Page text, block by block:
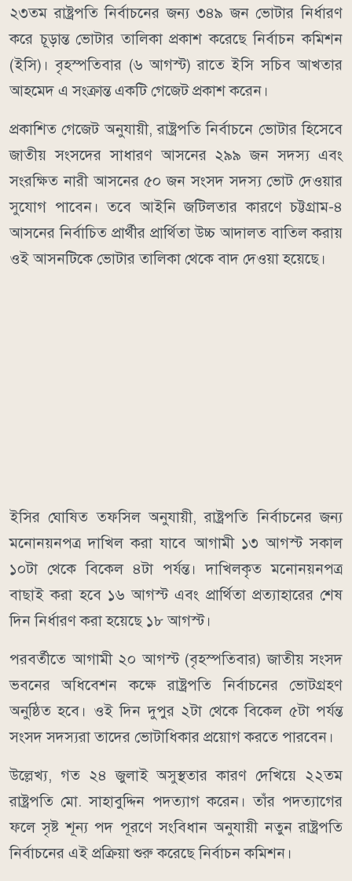
২৩তম রাষ্ট্রপতি নির্বাচনের জন্য ৩৪৯ জন ভোটার নির্ধারণ
করে চূড়ান্ত ভোটার তালিকা প্রকাশ করেছে নির্বাচন কমিশন
(ইসি)। বৃহস্পতিবার (৬ আগস্ট) রাতে ইসি সচিব আখতার
আহমেদ এ সংক্রান্ত একটি গেজেট প্রকাশ করেন।
প্রকাশিত গেজেট অনুযায়ী, রাষ্ট্রপতি নির্বাচনে ভোটার হিসেবে
জাতীয় সংসদের সাধারণ আসনের ২৯৯ জন সদস্য এবং
সংরক্ষিত নারী আসনের ৫০ জন সংসদ সদস্য ভোট দেওয়ার
সুযোগ পাবেন। তবে আইনি জটিলতার কারণে চট্টগ্রাম-৪
আসনের নির্বাচিত প্রার্থীর প্রার্থিতা উচ্চ আদালত বাতিল করায়
ওই আসনটিকে ভোটার তালিকা থেকে বাদ দেওয়া হয়েছে।
ইসির ঘোষিত তফসিল অনুযায়ী, রাষ্ট্রপতি নির্বাচনের জন্য
মনোনয়নপত্র দাখিল করা যাবে আগামী ১৩ আগস্ট সকাল
১০টা থেকে বিকেল ৪টা পর্যন্ত। দাখিলকৃত মনোনয়নপত্র
বাছাই করা হবে ১৬ আগস্ট এবং প্রার্থিতা প্রত্যাহারের শেষ
দিন নির্ধারণ করা হয়েছে ১৮ আগস্ট।
পরবর্তীতে আগামী ২০ আগস্ট (বৃহস্পতিবার) জাতীয় সংসদ
ভবনের অধিবেশন কক্ষে রাষ্ট্রপতি নির্বাচনের ভোটগ্রহণ
অনুষ্ঠিত হবে। ওই দিন দুপুর ২টা থেকে বিকেল ৫টা পর্যন্ত
সংসদ সদস্যরা তাদের ভোটাধিকার প্রয়োগ করতে পারবেন।
উল্লেখ্য, গত ২৪ জুলাই অসুস্থতার কারণ দেখিয়ে ২২তম
রাষ্ট্রপতি মো. সাহাবুদ্দিন পদত্যাগ করেন। তাঁর পদত্যাগের
ফলে সৃষ্ট শূন্য পদ পূরণে সংবিধান অনুযায়ী নতুন রাষ্ট্রপতি
নির্বাচনের এই প্রক্রিয়া শুরু করেছে নির্বাচন কমিশন।